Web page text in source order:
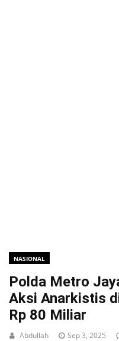
NASIONAL
Polda Metro
Aksi Anarkistis
Rp 80 Miliar
Abdullah Sep 3, 2025